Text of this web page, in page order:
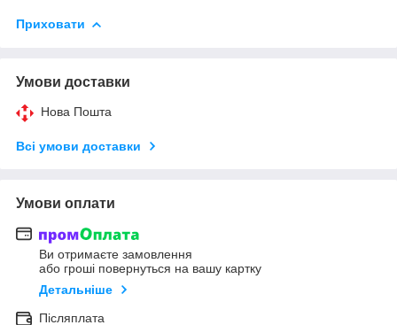
Приховати
Умови доставки
Нова Пошта
Всі умови доставки
Умови оплати
Ви отримаєте замовлення
або гроші повернуться на вашу картку
Детальніше
Післяплата